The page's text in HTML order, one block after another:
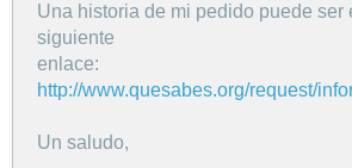
Una historia de mi pedido puede ser
siguiente
enlace:
http://www.quesabes.org/request/
Un saludo,